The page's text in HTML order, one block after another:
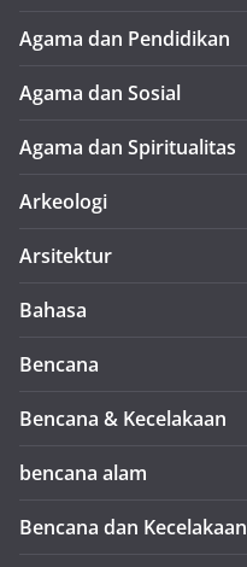
Agama dan Pendidikan
Agama dan Sosial
Agama dan Spiritualitas
Arkeologi
Arsitektur
Bahasa
Bencana
Bencana & Kecelakaan
bencana alam
Bencana dan Kecelakaan